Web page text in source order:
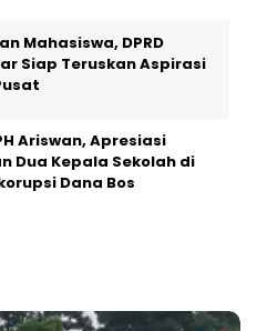
Mahasiswa, DPRD
Siap Teruskan Aspirasi
Ariswan, Apresiasi
Dua Kepala Sekolah di
Dana Bos